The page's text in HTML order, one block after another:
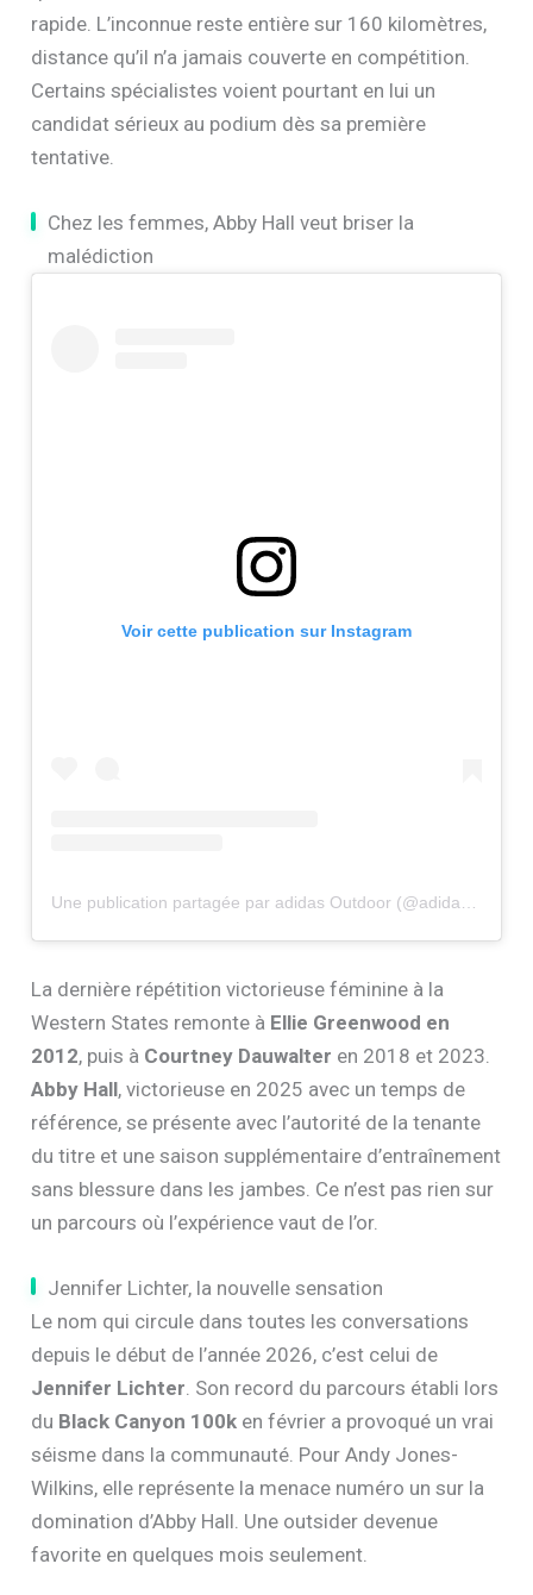
rapide. L’inconnue reste entière sur 160 kilomètres,
distance qu’il n’a jamais couverte en compétition.
Certains spécialistes voient pourtant en lui un
candidat sérieux au podium dès sa première
tentative.
Chez les femmes, Abby Hall veut briser la
malédiction
Voir cette publication sur Instagram
La dernière répétition victorieuse féminine à la
Western States remonte à Ellie Greenwood en
2012, puis à Courtney Dauwalter en 2018 et 2023.
Abby Hall, victorieuse en 2025 avec un temps de
référence, se présente avec l’autorité de la tenante
du titre et une saison supplémentaire d’entraînement
sans blessure dans les jambes. Ce n’est pas rien sur
un parcours où l’expérience vaut de l’or.
Jennifer Lichter, la nouvelle sensation
Le nom qui circule dans toutes les conversations
depuis le début de l’année 2026, c’est celui de
Jennifer Lichter. Son record du parcours établi lors
du Black Canyon 100k en février a provoqué un vrai
séisme dans la communauté. Pour Andy Jones-
Wilkins, elle représente la menace numéro un sur la
domination d’Abby Hall. Une outsider devenue
favorite en quelques mois seulement.